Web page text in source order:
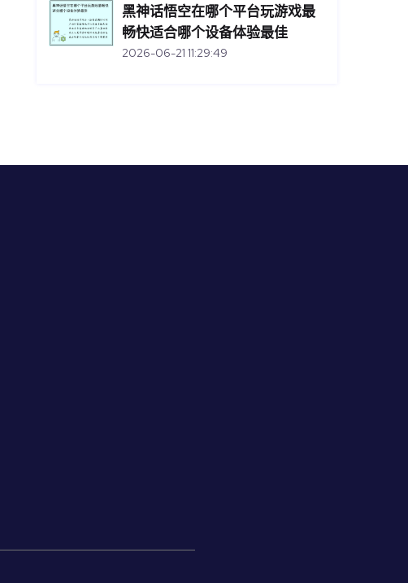
黑神话悟空在哪个平台玩游戏最
畅快适合哪个设备体验最佳
2026-06-21 11:29:49